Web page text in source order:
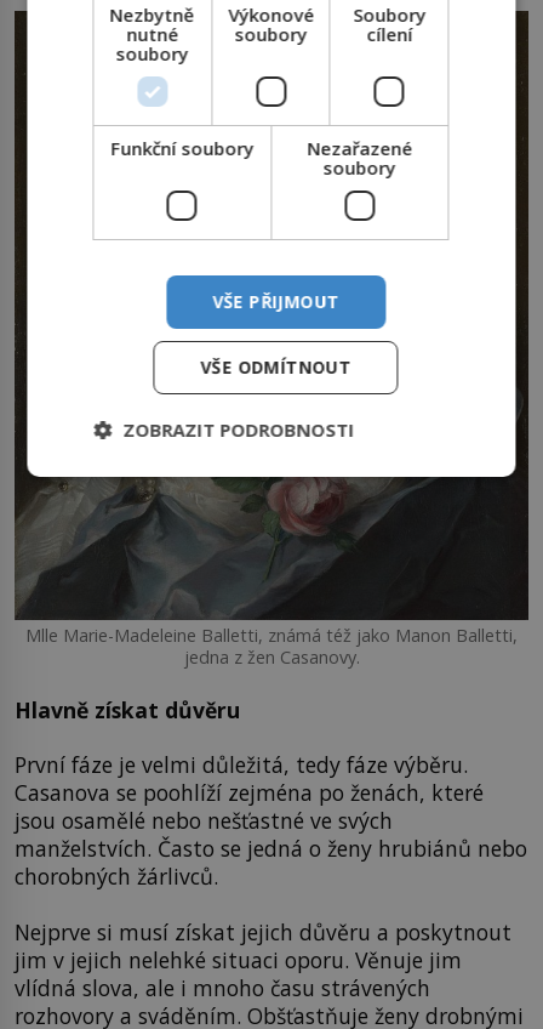
Mlle Marie-Madeleine Balletti, známá též jako Manon Balletti,
jedna z žen Casanovy.
Hlavně získat důvěru
První fáze je velmi důležitá, tedy fáze výběru.
Casanova se poohlíží zejména po ženách, které
jsou osamělé nebo nešťastné ve svých
manželstvích. Často se jedná o ženy hrubiánů nebo
chorobných žárlivců.
Nejprve si musí získat jejich důvěru a poskytnout
jim v jejich nelehké situaci oporu. Věnuje jim
vlídná slova, ale i mnoho času strávených
rozhovory a sváděním. Obšťastňuje ženy drobnými
Nezbytně
nutné
soubory
Výkonové
soubory
Soubory
cílení
Funkční soubory
Nezařazené
soubory
VŠE PŘIJMOUT
VŠE ODMÍTNOUT
ZOBRAZIT PODROBNOSTI